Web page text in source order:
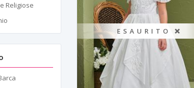
Spalla
Asimmetrico
Religiose
ESAURITO ❌